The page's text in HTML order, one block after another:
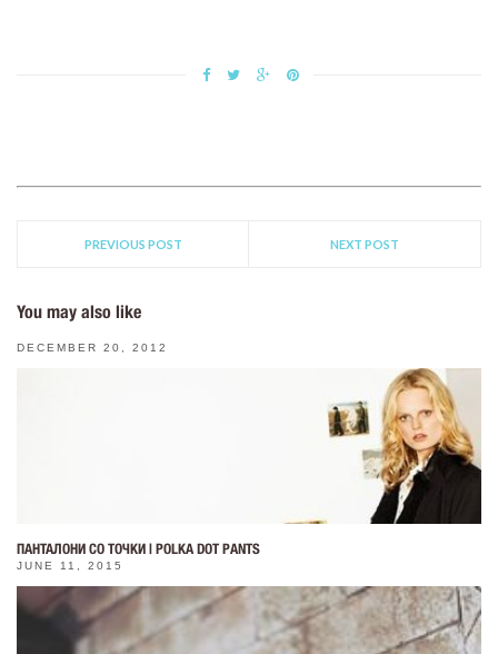
PREVIOUS POST NEXT POST
You may also like
DECEMBER 20, 2012
ПАНТАЛОНИ СО ТОЧКИ | POLKA DOT PANTS
JUNE 11, 2015